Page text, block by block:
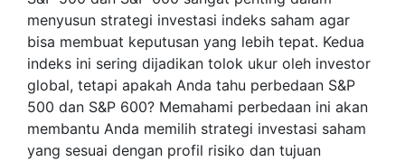
menyusun strategi investasi indeks saham agar
bisa membuat keputusan yang lebih tepat. Kedua
indeks ini sering dijadikan tolok ukur oleh investor
global, tetapi apakah Anda tahu perbedaan S&P
500 dan S&P 600? Memahami perbedaan ini akan
membantu Anda memilih strategi investasi saham
yang sesuai dengan profil risiko dan tujuan